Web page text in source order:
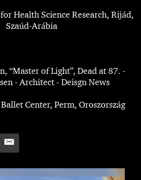
Health Science Research, Rijád,
Szaúd-Arábia
Center, Perm, Oroszország